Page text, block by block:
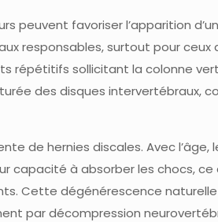
peuvent favoriser l’apparition
responsables, surtout pour ceux
répétitifs sollicitant la colonne
des disques intervertébraux,
de hernies discales. Avec l’âge,
capacité à absorber les chocs, ce
Cette dégénérescence
par décompression